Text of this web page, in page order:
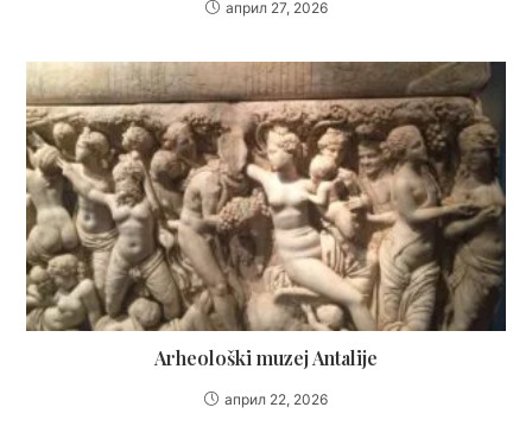
април 27, 2026
Arheološki muzej Antalije
април 22, 2026